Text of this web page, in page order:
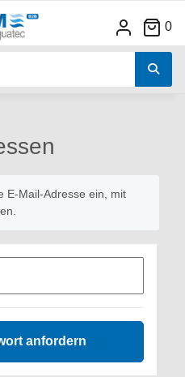
0
E-Mail-Adresse ein, mit
anfordern